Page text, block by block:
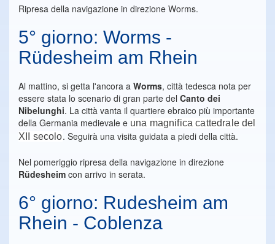
Ripresa della navigazione in direzione Worms.
5° giorno: Worms -
Rüdesheim am Rhein
Al mattino, si getta l'ancora a Worms, città tedesca nota per
essere stata lo scenario di gran parte del Canto dei
Nibelunghi. La città vanta il quartiere ebraico più importante
della Germania medievale e una magnifica cattedrale del
XII secolo. Seguirà una visita guidata a piedi della città.
Nel pomeriggio ripresa della navigazione in direzione
Rüdesheim con arrivo in serata.
6° giorno: Rudesheim am
Rhein - Coblenza